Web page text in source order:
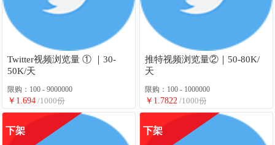
Twitter视频浏览量 ① ｜30-
50K/天
限购：100 - 9000000
￥1.694 /1000份
推特视频浏览量②｜50-80K/
天
限购：100 - 1000000
￥1.7822 /1000份
下架 下架